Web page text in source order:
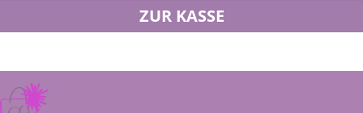
ZUR KASSE